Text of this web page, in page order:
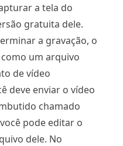
a tela do
gratuita dele.
a gravação, o
um arquivo
de vídeo
deve enviar o vídeo
chamado
pode editar o
dele. No